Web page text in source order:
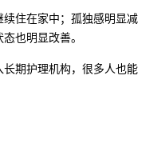
住在家中；孤独感明显减
也明显改善。
期护理机构，很多人也能